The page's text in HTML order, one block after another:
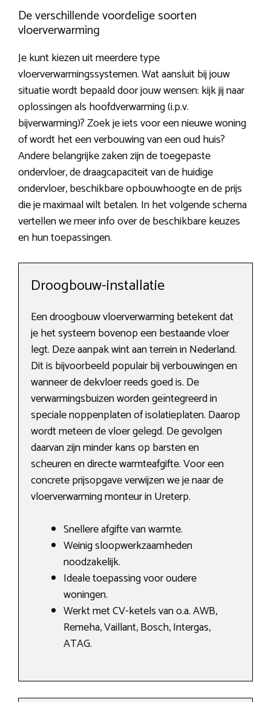
De verschillende voordelige soorten
vloerverwarming
Je kunt kiezen uit meerdere type
vloerverwarmingssystemen. Wat aansluit bij jouw
situatie wordt bepaald door jouw wensen: kijk jij naar
oplossingen als hoofdverwarming (i.p.v.
bijverwarming)? Zoek je iets voor een nieuwe woning
of wordt het een verbouwing van een oud huis?
Andere belangrijke zaken zijn de toegepaste
ondervloer, de draagcapaciteit van de huidige
ondervloer, beschikbare opbouwhoogte en de prijs
die je maximaal wilt betalen. In het volgende schema
vertellen we meer info over de beschikbare keuzes
en hun toepassingen.
Droogbouw-installatie
Een droogbouw vloerverwarming betekent dat
je het systeem bovenop een bestaande vloer
legt. Deze aanpak wint aan terrein in Nederland.
Dit is bijvoorbeeld populair bij verbouwingen en
wanneer de dekvloer reeds goed is. De
verwarmingsbuizen worden geïntegreerd in
speciale noppenplaten of isolatieplaten. Daarop
wordt meteen de vloer gelegd. De gevolgen
daarvan zijn minder kans op barsten en
scheuren en directe warmteafgifte. Voor een
concrete prijsopgave verwijzen we je naar de
vloerverwarming monteur in Ureterp.
Snellere afgifte van warmte.
Weinig sloopwerkzaamheden
noodzakelijk.
Ideale toepassing voor oudere
woningen.
Werkt met CV-ketels van o.a. AWB,
Remeha, Vaillant, Bosch, Intergas,
ATAG.